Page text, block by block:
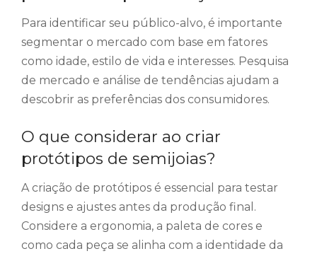
Para identificar seu público-alvo, é importante
segmentar o mercado com base em fatores
como idade, estilo de vida e interesses. Pesquisa
de mercado e análise de tendências ajudam a
descobrir as preferências dos consumidores.
O que considerar ao criar
protótipos de semijoias?
A criação de protótipos é essencial para testar
designs e ajustes antes da produção final.
Considere a ergonomia, a paleta de cores e
como cada peça se alinha com a identidade da